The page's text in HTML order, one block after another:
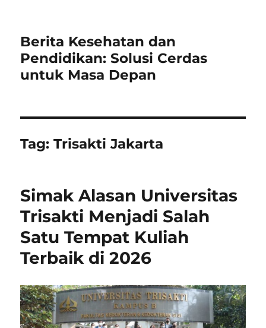
Berita Kesehatan dan
Pendidikan: Solusi Cerdas
untuk Masa Depan
Tag:Trisakti Jakarta
Simak Alasan Universitas
Trisakti Menjadi Salah
Satu Tempat Kuliah
Terbaik di 2026